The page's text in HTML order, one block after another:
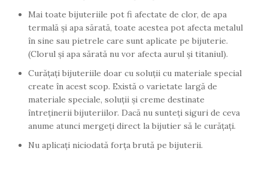
Mai toate bijuteriile pot fi afectate de clor, de apa
termală şi apa sărată, toate acestea pot afecta metalul
în sine sau pietrele care sunt aplicate pe bijuterie.
(Clorul şi apa sărată nu vor afecta aurul şi titaniul).
Curăţaţi bijuteriile doar cu soluţii cu materiale special
create în acest scop. Există o varietate largă de
materiale speciale, soluţii şi creme destinate
întreţinerii bijuteriilor. Dacă nu sunteţi siguri de ceva
anume atunci mergeţi direct la bijutier să le curăţaţi.
Nu aplicaţi niciodată forţa brută pe bijuterii.